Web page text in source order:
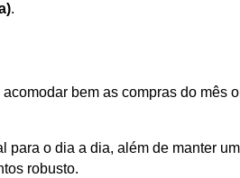
.
bem as compras do mês
o dia a dia, além de manter
robusto.